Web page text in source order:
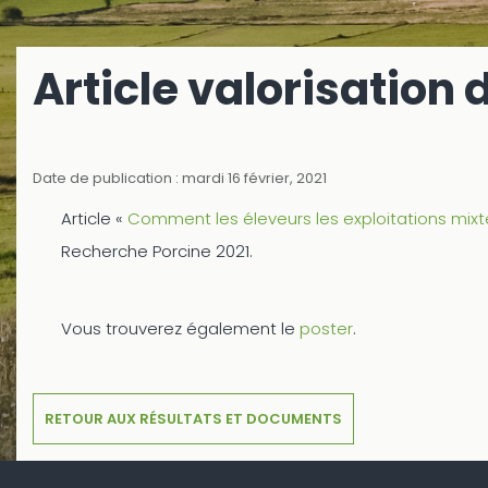
Article valorisation
Date de publication : mardi 16 février, 2021
Article « Comment les éleveurs les exploitations
Recherche Porcine 2021.
Vous trouverez également le poster.
RETOUR AUX RÉSULTATS ET DOCUMENTS